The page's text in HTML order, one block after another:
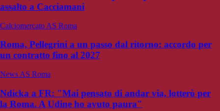
assalto a Cacciamani
Calciomercato AS Roma
Roma, Pellegrini a un passo dal ritorno: accordo per
un contratto fino al 2027
News AS Roma
Ndicka a FR: "Mai pensato di andar via, lotterò per
la Roma. A Udine ho avuto paura"